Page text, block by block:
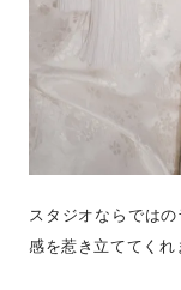
スタジオならでは
感を惹き立ててくれ